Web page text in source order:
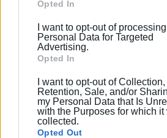
Google and its third-party tags to
section.
Opted In
I want to opt-out of
Personal Data for Targeted
Advertising.
Opted In
I want to opt-out of
Retention, Sale, and/or
my Personal Data that Is
with the Purposes for which it
collected.
Opted Out
καλλιτεχνικό ρεπορτάζ.
Ακολουθήστε το enimerosi
Συνδρομητές στο e-